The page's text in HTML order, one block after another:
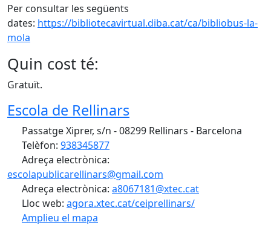
Per consultar les següents
dates: https://bibliotecavirtual.diba.cat/ca/bibliobus-la-
mola
Quin cost té:
Gratuït.
Escola de Rellinars
Passatge Xiprer, s/n - 08299 Rellinars - Barcelona
Telèfon: 938345877
Adreça electrònica:
escolapublicarellinars@gmail.com
Adreça electrònica: a8067181@xtec.cat
Lloc web: agora.xtec.cat/ceiprellinars/
Amplieu el mapa